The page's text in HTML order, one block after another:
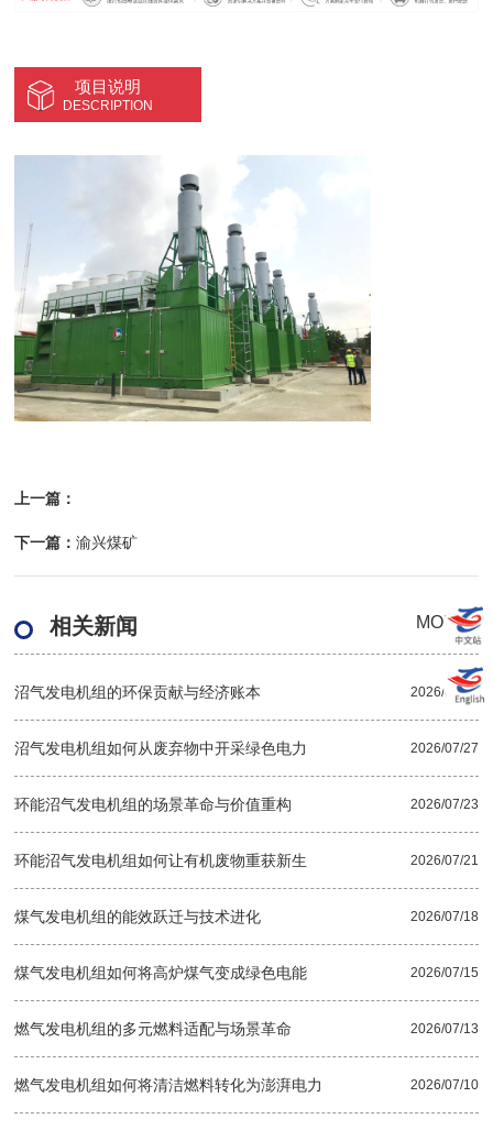
项目说明
DESCRIPTION
上一篇：
下一篇：渝兴煤矿
相关新闻 MOER+
沼气发电机组的环保贡献与经济账本 2026/07/30
沼气发电机组如何从废弃物中开采绿色电力 2026/07/27
环能沼气发电机组的场景革命与价值重构 2026/07/23
环能沼气发电机组如何让有机废物重获新生 2026/07/21
煤气发电机组的能效跃迁与技术进化 2026/07/18
煤气发电机组如何将高炉煤气变成绿色电能 2026/07/15
燃气发电机组的多元燃料适配与场景革命 2026/07/13
燃气发电机组如何将清洁燃料转化为澎湃电力 2026/07/10